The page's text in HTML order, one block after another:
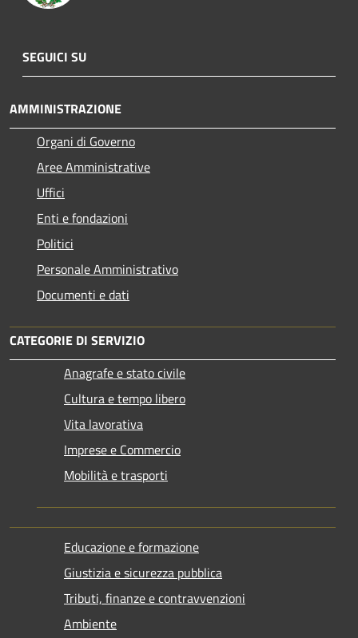
SEGUICI SU
AMMINISTRAZIONE
Organi di Governo
Aree Amministrative
Uffici
Enti e fondazioni
Politici
Personale Amministrativo
Documenti e dati
CATEGORIE DI SERVIZIO
Anagrafe e stato civile
Cultura e tempo libero
Vita lavorativa
Imprese e Commercio
Mobilità e trasporti
Educazione e formazione
Giustizia e sicurezza pubblica
Tributi, finanze e contravvenzioni
Ambiente